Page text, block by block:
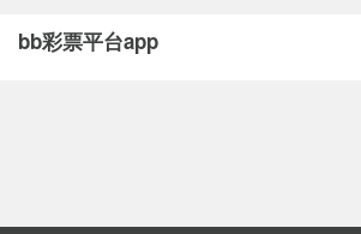
bb彩票平台app